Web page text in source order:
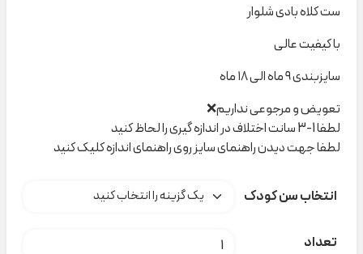
ست کلاه بادی شلوار
با کیفیت عالی
سایزبندی ۹ ماه الی ۱۸ ماه
تعویض و مرجوعی نداریم❌
لطفا 1-3 سانت اختلاف در اندازه گیری را لحاظ کنید
لطفا جهت دیدن راهنمای سایز روی راهنمای اندازه کلیک کنید
انتخاب سن کودک
تعداد سه تیکه حلزون nili کد H000641 عدد